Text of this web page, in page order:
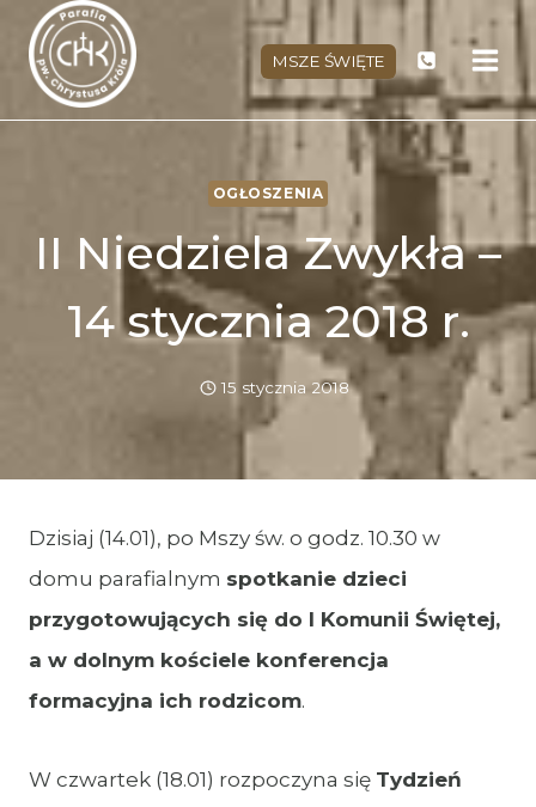
Przejdź
treści
MSZE ŚWIĘTE
OGŁOSZENIA
II Niedziela Zwykła –
14 stycznia 2018 r.
15 stycznia 2018
Dzisiaj (14.01), po Mszy św. o godz. 10.30 w
domu parafialnym spotkanie dzieci
przygotowujących się do I Komunii Świętej,
a w dolnym kościele konferencja
formacyjna ich rodzicom.
W czwartek (18.01) rozpoczyna się Tydzień